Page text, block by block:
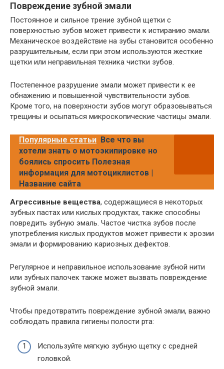
Повреждение зубной эмали
Постоянное и сильное трение зубной щетки с
поверхностью зубов может привести к истиранию эмали.
Механическое воздействие на зубы становится особенно
разрушительным, если при этом используются жесткие
щетки или неправильная техника чистки зубов.
Постепенное разрушение эмали может привести к ее
обнажению и повышенной чувствительности зубов.
Кроме того, на поверхности зубов могут образовываться
трещины и осыпаться микроскопические частицы эмали.
Популярные статьи Все что вы
хотели знать о мотоэкипировке но
боялись спросить Полезная
информация для мотоциклистов |
Название сайта
Агрессивные вещества, содержащиеся в некоторых
зубных пастах или кислых продуктах, также способны
повредить зубную эмаль. Частое чистка зубов после
употребления кислых продуктов может привести к эрозии
эмали и формированию кариозных дефектов.
Регулярное и неправильное использование зубной нити
или зубных палочек также может вызвать повреждение
зубной эмали.
Чтобы предотвратить повреждение зубной эмали, важно
соблюдать правила гигиены полости рта:
Используйте мягкую зубную щетку с средней
головкой.